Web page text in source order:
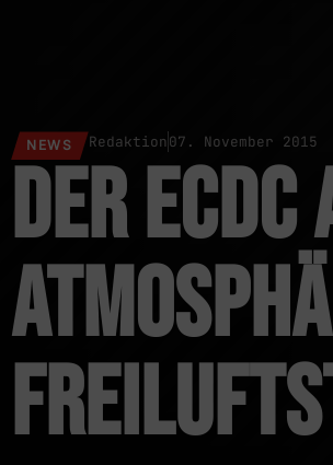
NEWS Redaktion07. November 2015
Der